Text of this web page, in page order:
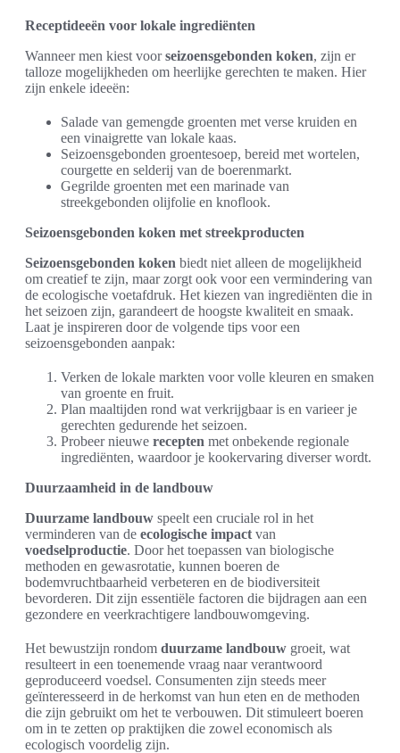
Receptideeën voor lokale ingrediënten
Wanneer men kiest voorseizoensgebonden koken, zijn er
talloze mogelijkheden om heerlijke gerechten te maken. Hier
zijn enkele ideeën:
Salade van gemengde groenten met verse kruiden en
een vinaigrette van lokale kaas.
Seizoensgebonden groentesoep, bereid met wortelen,
courgette en selderij van de boerenmarkt.
Gegrilde groenten met een marinade van
streekgebonden olijfolie en knoflook.
Seizoensgebonden koken met streekproducten
Seizoensgebonden koken biedt niet alleen de mogelijkheid
om creatief te zijn, maar zorgt ook voor een vermindering van
de ecologische voetafdruk. Het kiezen van ingrediënten die in
het seizoen zijn, garandeert de hoogste kwaliteit en smaak.
Laat je inspireren door de volgende tips voor een
seizoensgebonden aanpak:
Verken de lokale markten voor volle kleuren en smaken
van groente en fruit.
Plan maaltijden rond wat verkrijgbaar is en varieer je
gerechten gedurende het seizoen.
Probeer nieuwe recepten met onbekende regionale
ingrediënten, waardoor je kookervaring diverser wordt.
Duurzaamheid in de landbouw
Duurzame landbouw speelt een cruciale rol in het
verminderen van de ecologische impact van
voedselproductie. Door het toepassen van biologische
methoden en gewasrotatie, kunnen boeren de
bodemvruchtbaarheid verbeteren en de biodiversiteit
bevorderen. Dit zijn essentiële factoren die bijdragen aan een
gezondere en veerkrachtigere landbouwomgeving.
Het bewustzijn rondom duurzame landbouw groeit, wat
resulteert in een toenemende vraag naar verantwoord
geproduceerd voedsel. Consumenten zijn steeds meer
geïnteresseerd in de herkomst van hun eten en de methoden
die zijn gebruikt om het te verbouwen. Dit stimuleert boeren
om in te zetten op praktijken die zowel economisch als
ecologisch voordelig zijn.